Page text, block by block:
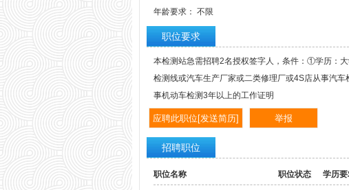
年龄要求： 不限
职位要求
本检测站急需招聘2名授权签字人，条件：①学历：
检测线或汽车生产厂家或二类修理厂或4S店从事汽
事机动车检测3年以上的工作证明
招聘职位
职位名称 职位状态 学历